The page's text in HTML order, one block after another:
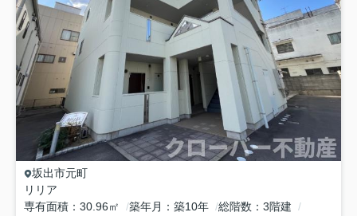
坂出市元町
リリア
専有面積
30.96㎡ 築年月 築10年 総階数 3階建